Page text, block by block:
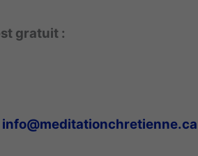
gratuit :
info@meditationchretienne.ca